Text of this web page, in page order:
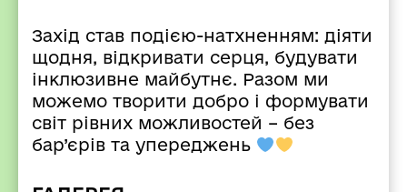
Захід став подією-натхненням: діяти
щодня, відкривати серця, будувати
інклюзивне майбутнє. Разом ми
можемо творити добро і формувати
світ рівних можливостей – без
бар’єрів та упереджень